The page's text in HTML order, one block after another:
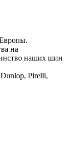
на
наших шин
Pirelli,